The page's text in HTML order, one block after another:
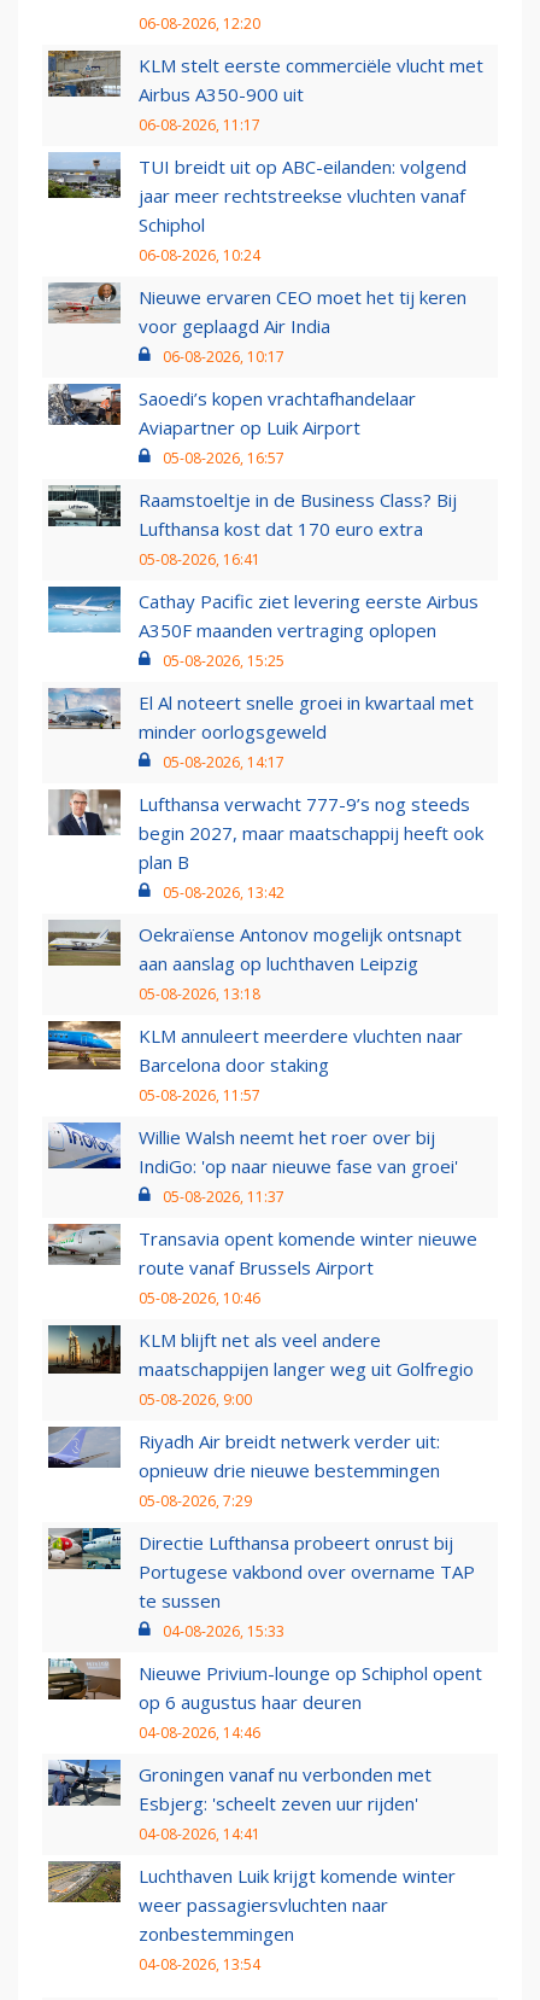
06-08-2026, 12:20
KLM stelt eerste commerciële vlucht met
Airbus A350-900 uit
06-08-2026, 11:17
TUI breidt uit op ABC-eilanden: volgend
jaar meer rechtstreekse vluchten vanaf
Schiphol
06-08-2026, 10:24
Nieuwe ervaren CEO moet het tij keren
voor geplaagd Air India
06-08-2026, 10:17
Saoedi’s kopen vrachtafhandelaar
Aviapartner op Luik Airport
05-08-2026, 16:57
Raamstoeltje in de Business Class? Bij
Lufthansa kost dat 170 euro extra
05-08-2026, 16:41
Cathay Pacific ziet levering eerste Airbus
A350F maanden vertraging oplopen
05-08-2026, 15:25
El Al noteert snelle groei in kwartaal met
minder oorlogsgeweld
05-08-2026, 14:17
Lufthansa verwacht 777-9’s nog steeds
begin 2027, maar maatschappij heeft ook
plan B
05-08-2026, 13:42
Oekraïense Antonov mogelijk ontsnapt
aan aanslag op luchthaven Leipzig
05-08-2026, 13:18
KLM annuleert meerdere vluchten naar
Barcelona door staking
05-08-2026, 11:57
Willie Walsh neemt het roer over bij
IndiGo: 'op naar nieuwe fase van groei'
05-08-2026, 11:37
Transavia opent komende winter nieuwe
route vanaf Brussels Airport
05-08-2026, 10:46
KLM blijft net als veel andere
maatschappijen langer weg uit Golfregio
05-08-2026, 9:00
Riyadh Air breidt netwerk verder uit:
opnieuw drie nieuwe bestemmingen
05-08-2026, 7:29
Directie Lufthansa probeert onrust bij
Portugese vakbond over overname TAP
te sussen
04-08-2026, 15:33
Nieuwe Privium-lounge op Schiphol opent
op 6 augustus haar deuren
04-08-2026, 14:46
Groningen vanaf nu verbonden met
Esbjerg: 'scheelt zeven uur rijden'
04-08-2026, 14:41
Luchthaven Luik krijgt komende winter
weer passagiersvluchten naar
zonbestemmingen
04-08-2026, 13:54